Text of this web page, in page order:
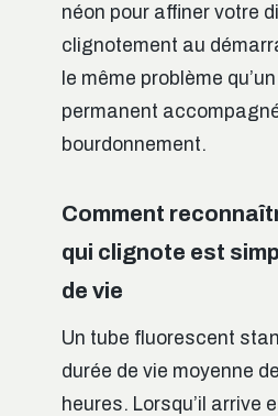
néon pour affiner votre
clignotement au
le même problème
permanent accompagné
bourdonnement.
Comment
qui clignote est
de vie
Un tube fluorescent
durée de vie moyenne
heures. Lorsqu’il arrive